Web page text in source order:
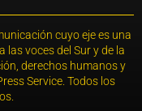
cuyo eje es una
voces del Sur y de la
derechos humanos y
Service. Todos los